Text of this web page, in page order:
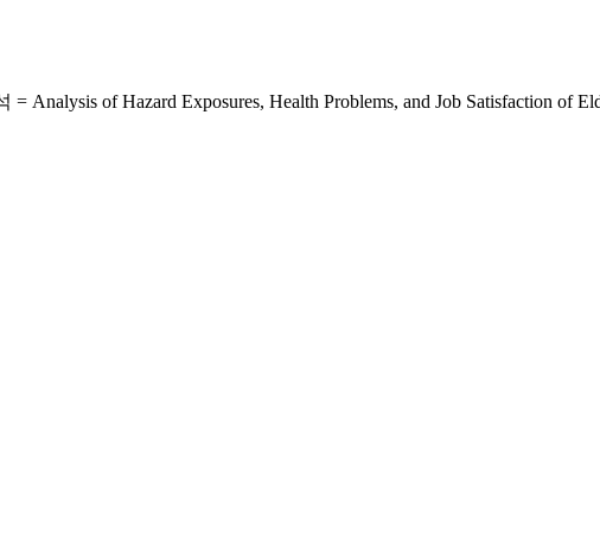
of Hazard Exposures, Health Problems, and Job Satisfaction of